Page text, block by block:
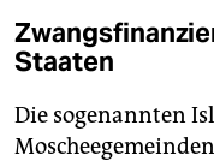
Staaten
Die sogenannten